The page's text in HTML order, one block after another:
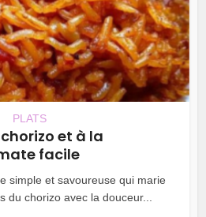
PLATS
chorizo et à la
facile
simple et savoureuse qui marie
du chorizo avec la douceur...